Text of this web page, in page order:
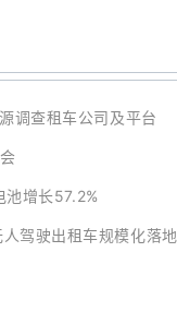
调查租车公司及平台
增长57.2%
驾驶出租车规模化落地